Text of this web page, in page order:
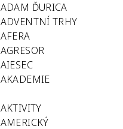
ADAM ĎURICA
ADVENTNÍ TRHY
AFERA
AGRESOR
AIESEC
AKADEMIE
AKTIVITY
AMERICKÝ